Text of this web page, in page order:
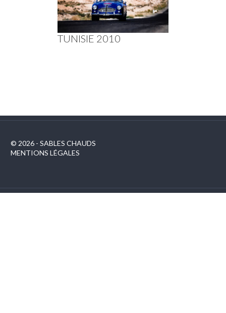
TUNISIE 2010
© 2026 - SABLES CHAUDS
MENTIONS LÉGALES